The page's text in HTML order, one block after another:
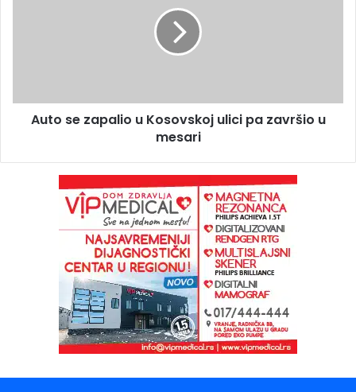
Auto se zapalio u Kosovskoj ulici pa završio u
mesari